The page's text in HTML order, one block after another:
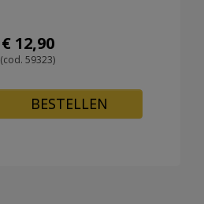
€ 12,90
(cod. 59323)
BESTELLEN